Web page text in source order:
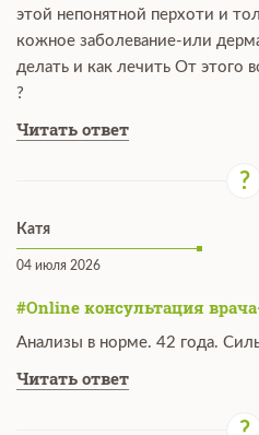
этой непонятной перхоти и
кожное заболевание-или
делать и как лечить От этого
?
Читать ответ
Катя
04 июля 2026
#Online консультация
Анализы в норме. 42 года.
Читать ответ